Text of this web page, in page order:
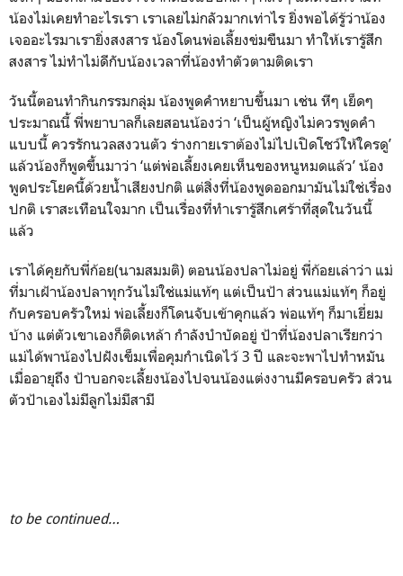
น้องไม่เคยทำอะไรเรา เราเลยไม่กลัวมากเท่าไร ยิ่งพอได้รู้ว่าน้อง
เจออะไรมาเรายิ่งสงสาร น้องโดนพ่อเลี้ยงข่มขืนมา ทำให้เรารู้สึก
สงสาร ไม่ทำไม่ดีกับน้องเวลาที่น้องทำตัวตามติดเรา
วันนี้ตอนทำกินกรรมกลุ่ม น้องพูดคำหยาบขึ้นมา เช่น หีๆ เย็ดๆ
ประมาณนี้ พี่พยาบาลก็เลยสอนน้องว่า ‘เป็นผู้หญิงไม่ควรพูดคำ
แบบนี้ ควรรักนวลสงวนตัว ร่างกายเราต้องไม่ไปเปิดโชว์ให้ใครดู’
แล้วน้องก็พูดขึ้นมาว่า ‘แต่พ่อเลี้ยงเคยเห็นของหนูหมดแล้ว’ น้อง
พูดประโยคนี้ด้วยน้ำเสียงปกติ แต่สิ่งที่น้องพูดออกมามันไม่ใช่เรื่อง
ปกติ เราสะเทือนใจมาก เป็นเรื่องที่ทำเรารู้สึกเศร้าที่สุดในวันนี้
แล้ว
เราได้คุยกับพี่ก้อย(นามสมมติ) ตอนน้องปลาไม่อยู่ พี่ก้อยเล่าว่า แม่
ที่มาเฝ้าน้องปลาทุกวันไม่ใช่แม่แท้ๆ แต่เป็นป้า ส่วนแม่แท้ๆ ก็อยู่
กับครอบครัวใหม่ พ่อเลี้ยงก็โดนจับเข้าคุกแล้ว พ่อแท้ๆ ก็มาเยี่ยม
บ้าง แต่ตัวเขาเองก็ติดเหล้า กำลังบำบัดอยู่ ป้าที่น้องปลาเรียกว่า
แม่ได้พาน้องไปฝังเข็มเพื่อคุมกำเนิดไว้ 3 ปี และจะพาไปทำหมัน
เมื่ออายุถึง ป้าบอกจะเลี้ยงน้องไปจนน้องแต่งงานมีครอบครัว ส่วน
ตัวป้าเองไม่มีลูกไม่มีสามี
to be continued…